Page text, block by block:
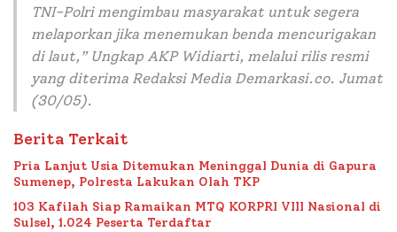
TNI-Polri mengimbau masyarakat untuk segera
melaporkan jika menemukan benda mencurigakan
di laut,” Ungkap AKP Widiarti, melalui rilis resmi
yang diterima Redaksi Media Demarkasi.co. Jumat
(30/05).
Berita Terkait
Pria Lanjut Usia Ditemukan Meninggal Dunia di Gapura
Sumenep, Polresta Lakukan Olah TKP
103 Kafilah Siap Ramaikan MTQ KORPRI VIII Nasional di
Sulsel, 1.024 Peserta Terdaftar